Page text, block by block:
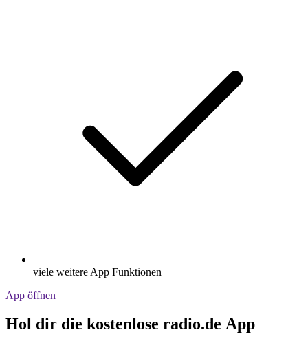
viele weitere App Funktionen
App öffnen
Hol dir die kostenlose radio.de App